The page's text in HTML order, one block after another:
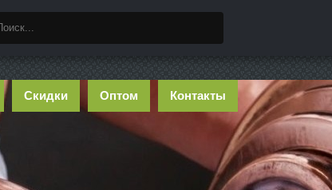
Скидки Оптом Контакты